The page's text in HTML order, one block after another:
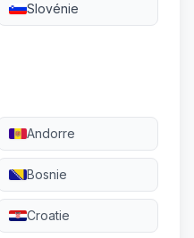
Slovénie
Andorre
Bosnie
Croatie